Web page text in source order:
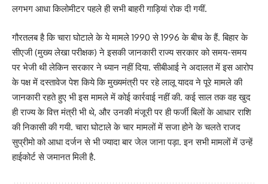
लगभग आधा किलोमीटर पहले ही सभी बाहरी गाड़ियां रोक दी गयीं.
गौरतलब है कि चारा घोटाले के ये मामले 1990 से 1996 के बीच के हैं. बिहार के
सीएजी (मुख्य लेखा परीक्षक) ने इसकी जानकारी राज्य सरकार को समय-समय
पर भेजी थी लेकिन सरकार ने ध्यान नहीं दिया. सीबीआई ने अदालत में इस आरोप
के पक्ष में दस्तावेज पेश किये कि मुख्यमंत्री पर रहे लालू यादव ने पूरे मामले की
जानकारी रहते हुए भी इस मामले में कोई कार्रवाई नहीं की. कई साल तक वह खुद
ही राज्य के वित्त मंत्री भी थे, और उनकी मंजूरी पर ही फर्जी बिलों के आधार राशि
की निकासी की गयी. चारा घोटाले के चार मामलों में सजा होने के चलते राजद
सुप्रीमो को आधा दर्जन से भी ज्यादा बार जेल जाना पड़ा. इन सभी मामलों में उन्हें
हाईकोर्ट से जमानत मिली है.